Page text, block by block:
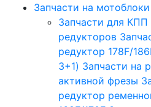
Запчасти на мотоблоки
Запчасти для КПП
редукторов
редуктор 178F/
3+1) Запчасти на
активной фрезы
редуктор